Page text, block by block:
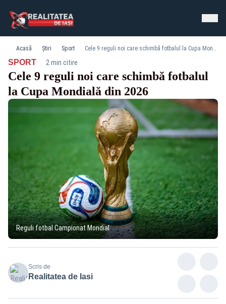
Acasă Știri Sport Cele 9 reguli noi care schimbă fotbalul la Cupa Mondială din 2026
SPORT· 2 min citire
Cele 9 reguli noi care schimbă fotbalul
la Cupa Mondială din 2026
Reguli fotbal Campionat Mondial
Scris de
Realitatea de Iasi